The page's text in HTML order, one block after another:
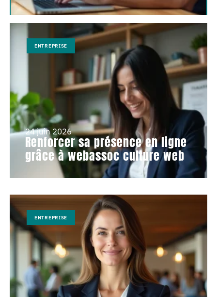
ENTREPRISE
24 juin 2026
Renforcer sa présence en ligne
grâce à webassoc culture web
ENTREPRISE